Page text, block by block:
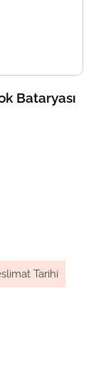
Bataryası
Tarihi